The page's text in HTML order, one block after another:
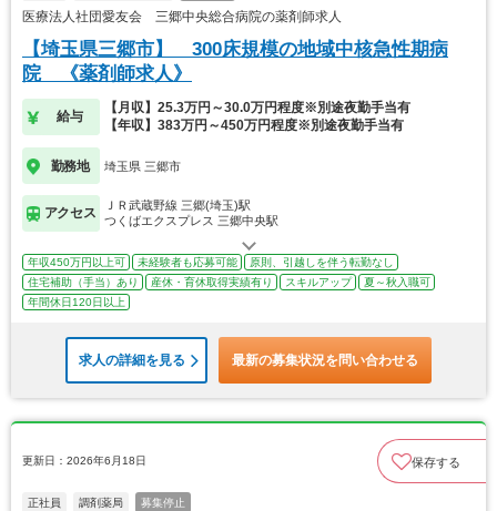
医療法人社団愛友会 三郷中央総合病院の薬剤師求人
【埼玉県三郷市】 300床規模の地域中核急性期病
院 《薬剤師求人》
給与
【月収】25.3万円～30.0万円程度※別途夜勤手当有
【年収】383万円～450万円程度※別途夜勤手当有
勤務地 埼玉県 三郷市
アクセス
ＪＲ武蔵野線 三郷(埼玉)駅
つくばエクスプレス 三郷中央駅
年収450万円以上可 未経験者も応募可能
原則、引越しを伴う転勤なし
住宅補助（手当）あり
産休・育休取得実績有り スキルアップ
夏～秋入職可
年間休日120日以上
求人の詳細を見る 最新の募集状況を問い合わせる
更新日：2026年6月18日 保存する
正社員 調剤薬局 募集停止